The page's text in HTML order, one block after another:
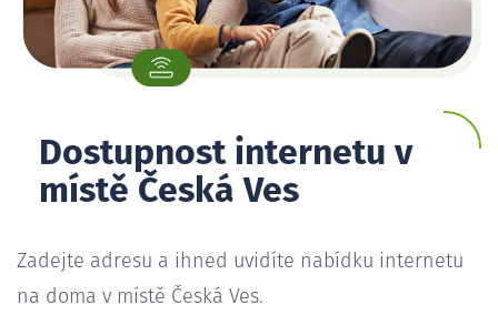
Dostupnost internetu v
místě Česká Ves
Zadejte adresu a ihned uvidíte nabídku internetu
na doma v místě Česká Ves.